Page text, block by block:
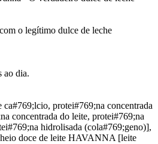
o legítimo dulce de leche
ao dia.
protei#769;na concentrada
concentrada do leite, protei#769;na
hidrolisada (cola#769;geno)],
doce de leite HAVANNA [leite